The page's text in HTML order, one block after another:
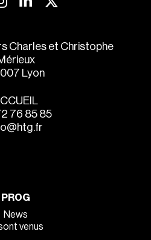
Charles et Christophe
Lyon
76 85 85
PROG
News
sont venus